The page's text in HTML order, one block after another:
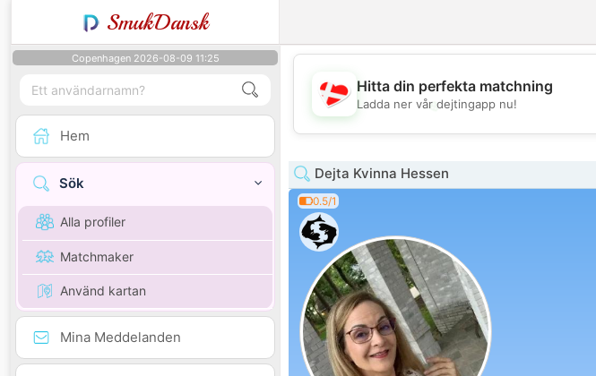
SmukDansk
Copenhagen 2026-08-09 11:25
Hem
Sök
Alla profiler
Matchmaker
Använd kartan
Mina Meddelanden
💖
Hitta din perfekta matchning
Ladda ner vår dejtingapp nu!
Dejta Kvinna Hessen
0.5/1